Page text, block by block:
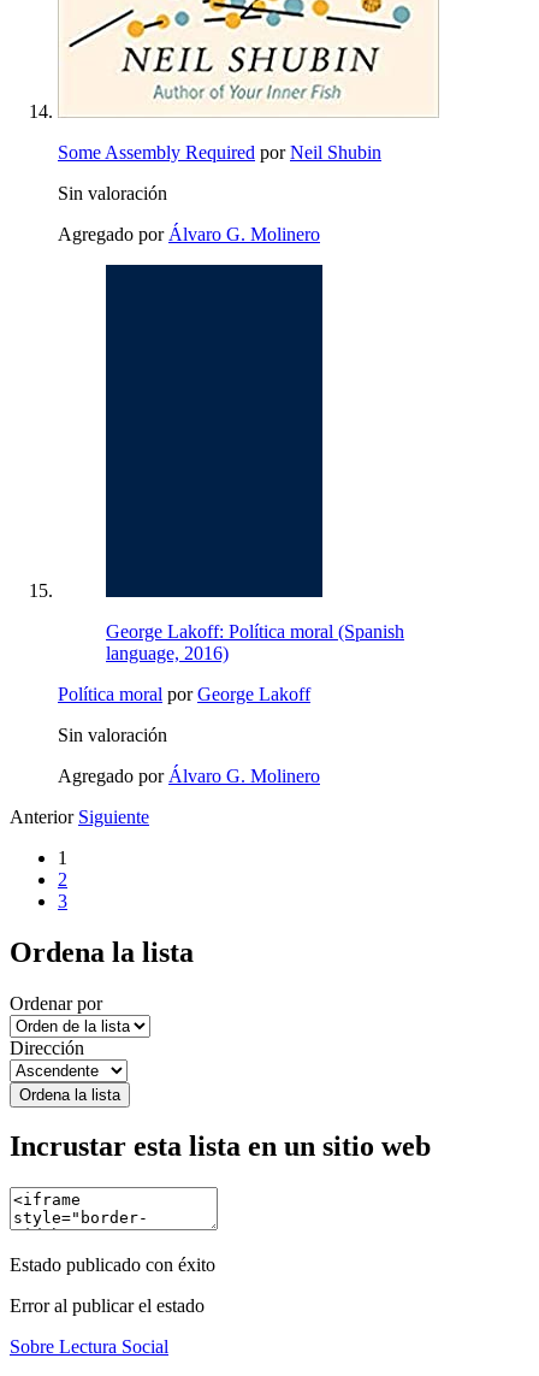
Some Assembly Required porNeil Shubin
Sin valoración
Agregado por Álvaro G. Molinero
George Lakoff: Política moral (Spanish
language, 2016)
Política moral porGeorge Lakoff
Sin valoración
Agregado por Álvaro G. Molinero
Anterior Siguiente
1
2
3
Ordena la lista
Ordenar por
Dirección
Ordena la lista
Incrustar esta lista en un sitio web
Estado publicado con éxito
Error al publicar el estado
Sobre Lectura Social